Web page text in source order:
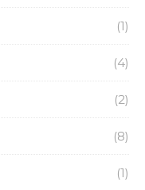
(1)
(4)
(2)
(8)
(1)